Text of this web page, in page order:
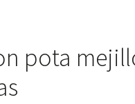
pota